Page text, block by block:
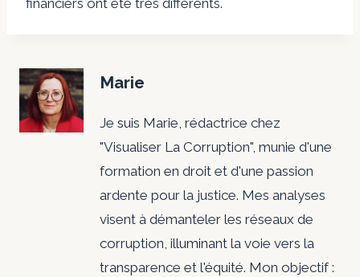
Marie
Je suis Marie, rédactrice chez
"Visualiser La Corruption", munie d'une
formation en droit et d'une passion
ardente pour la justice. Mes analyses
visent à démanteler les réseaux de
corruption, illuminant la voie vers la
transparence et l'équité. Mon objectif :